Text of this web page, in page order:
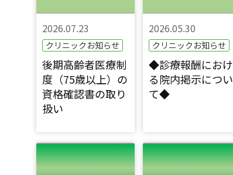
2026.07.23
クリニックお知らせ
後期高齢者医療制
度（75歳以上）の
資格確認書の取り
扱い
2026.05.30
クリニックお知らせ
◆診療報酬におけ
る院内掲示につい
て◆